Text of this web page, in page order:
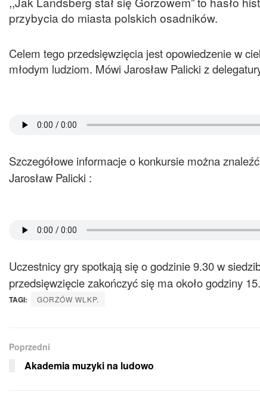
przybycia do miasta polskich osadników.
Celem tego przedsięwzięcia jest opowiedzenie w
młodym ludziom. Mówi Jarosław Palicki z
Szczegółowe informacje o konkursie można
Jarosław Palicki :
Uczestnicy gry spotkają się o godzinie 9.30 w
przedsięwzięcie zakończyć się ma około godziny
TAGI: GORZÓW WLKP.
Poprzedni
Akademia muzyki na ludowo